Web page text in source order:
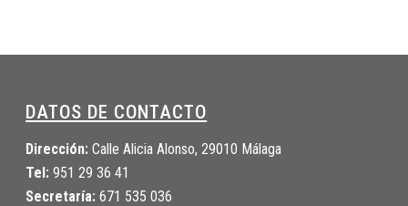
DATOS DE CONTACTO
Dirección: Calle Alicia Alonso, 29010 Málaga
Tel: 951 29 36 41
Secretaría: 671 535 036